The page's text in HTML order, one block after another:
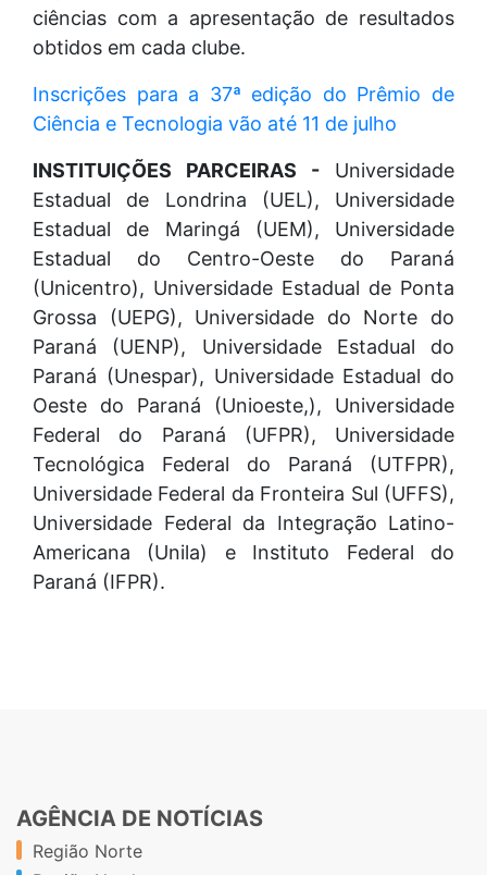
ciências com a apresentação de resultados
obtidos em cada clube.
Inscrições para a 37ª edição do Prêmio de
Ciência e Tecnologia vão até 11 de julho
INSTITUIÇÕES PARCEIRAS - Universidade
Estadual de Londrina (UEL), Universidade
Estadual de Maringá (UEM), Universidade
Estadual do Centro-Oeste do Paraná
(Unicentro), Universidade Estadual de Ponta
Grossa (UEPG), Universidade do Norte do
Paraná (UENP), Universidade Estadual do
Paraná (Unespar), Universidade Estadual do
Oeste do Paraná (Unioeste,), Universidade
Federal do Paraná (UFPR), Universidade
Tecnológica Federal do Paraná (UTFPR),
Universidade Federal da Fronteira Sul (UFFS),
Universidade Federal da Integração Latino-
Americana (Unila) e Instituto Federal do
Paraná (IFPR).
AGÊNCIA DE NOTÍCIAS
Região Norte